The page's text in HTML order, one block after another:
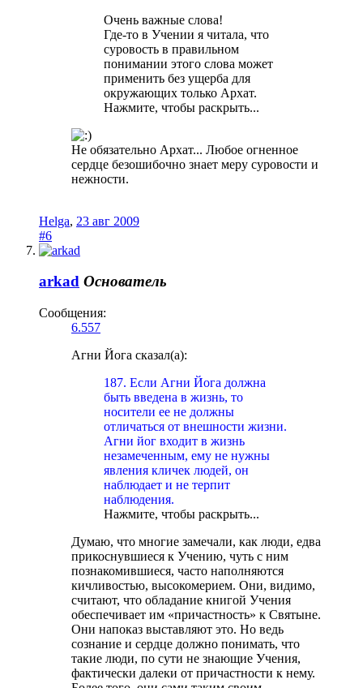
Очень важные слова!
Где-то в Учении я читала, что
суровость в правильном
понимании этого слова может
применить без ущерба для
окружающих только Архат.
Нажмите, чтобы раскрыть...
Не обязательно Архат... Любое огненное
сердце безошибочно знает меру суровости и
нежности.
Helga, 23 авг 2009
#6
arkad Основатель
Сообщения:
6.557
Агни Йога сказал(а):
187. Если Агни Йога должна
быть введена в жизнь, то
носители ее не должны
отличаться от внешности жизни.
Агни йог входит в жизнь
незамеченным, ему не нужны
явления кличек людей, он
наблюдает и не терпит
наблюдения.
Нажмите, чтобы раскрыть...
Думаю, что многие замечали, как люди, едва
прикоснувшиеся к Учению, чуть с ним
познакомившиеся, часто наполняются
кичливостью, высокомерием. Они, видимо,
считают, что обладание книгой Учения
обеспечивает им «причастность» к Святыне.
Они напоказ выставляют это. Но ведь
сознание и сердце должно понимать, что
такие люди, по сути не знающие Учения,
фактически далеки от причастности к нему.